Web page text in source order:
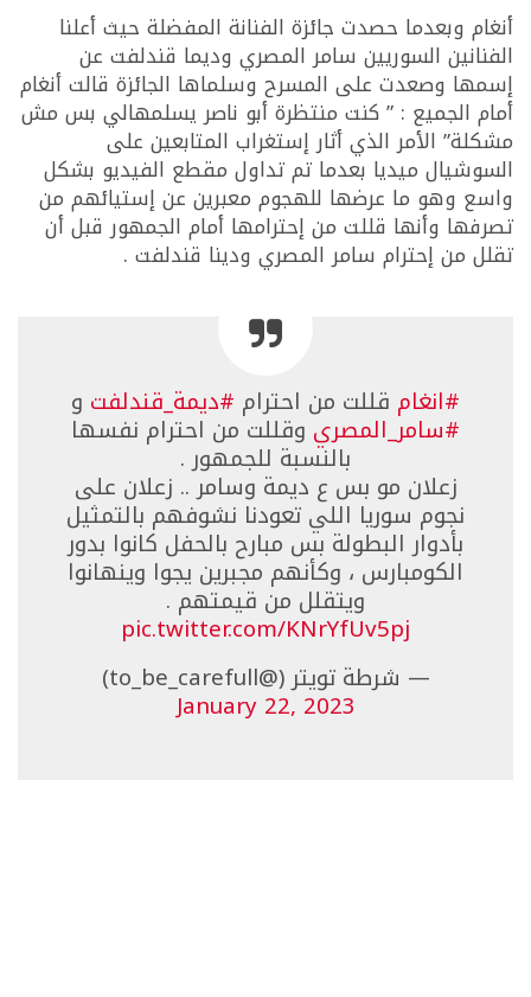
أنغام وبعدما حصدت جائزة الفنانة المفضلة حيث أعلنا
الفنانين السوريين سامر المصري وديما قندلفت عن
إسمها وصعدت على المسرح وسلماها الجائزة قالت أنغام
أمام الجميع : ” كنت منتظرة أبو ناصر يسلمهالي بس مش
مشكلة” الأمر الذي أثار إستغراب المتابعين على
السوشيال ميديا بعدما تم تداول مقطع الفيديو بشكل
واسع وهو ما عرضها للهجوم معبرين عن إستيائهم من
تصرفها وأنها قللت من إحترامها أمام الجمهور قبل أن
تقلل من إحترام سامر المصري ودينا قندلفت .
#انغام قللت من احترام #ديمة_قندلفت و
#سامر_المصري وقللت من احترام نفسها
بالنسبة للجمهور .
زعلان مو بس ع ديمة وسامر .. زعلان على
نجوم سوريا اللي تعودنا نشوفهم بالتمثيل
بأدوار البطولة بس مبارح بالحفل كانوا بدور
الكومبارس ، وكأنهم مجبرين يجوا وينهانوا
ويتقلل من قيمتهم .
pic.twitter.com/KNrYfUv5pj
— شرطة تويتر (@to_be_carefull)
January 22, 2023